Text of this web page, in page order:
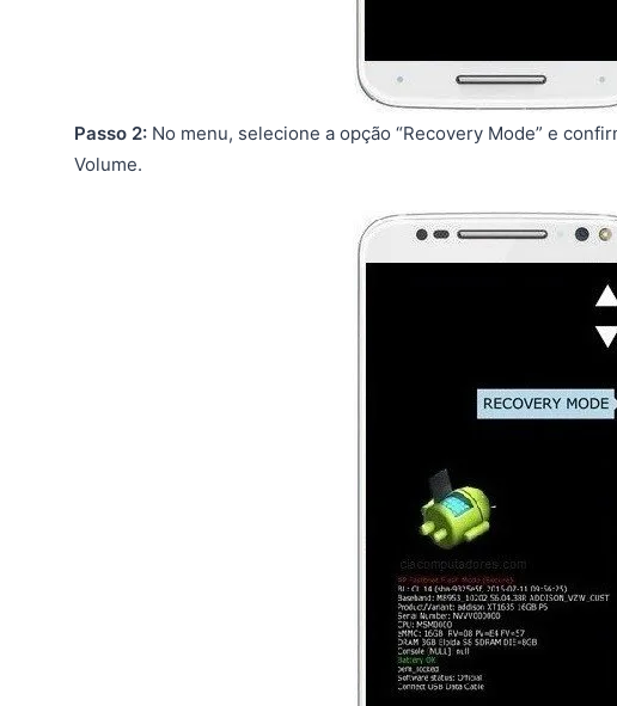
Passo 2: No menu, selecione a opção “Recovery Mode” e
Volume.